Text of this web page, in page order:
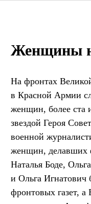
Женщины
На фронтах
в Красной Армии
женщин, более ста
звездой Героя
военной
женщин, делавших
Наталья Боде,
и Ольга Игнатович
фронтовых газет,